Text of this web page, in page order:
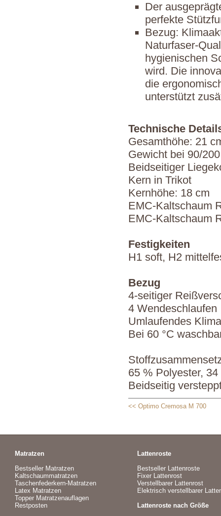
Der
perfekte
Bezug:
Naturfaser-
hygienischen
wird. Die
die
unterstützt
Technische
Gesamthöhe: 21
Gewicht bei 90/
Beidseitiger
Kern in Trikot
Kernhöhe: 18 cm
EMC-Kaltschaum
EMC-Kaltschaum
Festigkeiten
H1 soft, H2
Bezug
4-seitiger
4 Wendeschlaufen
Umlaufendes
Bei 60 °C
65 % Polyester,
Beidseitig
<< Optimo Cremosa M 700
Matratzen
Bestseller Matratzen
Kaltschaummatratzen
Taschenfederkern-Matratzen
Latex Matratzen
Topper Matratzenauflagen
Restposten
Lattenroste
Bestseller Lattenroste
Fixer Lattenrost
Verstellbarer Lattenrost
Elektrisch verstellbarer
Lattenroste nach Größe